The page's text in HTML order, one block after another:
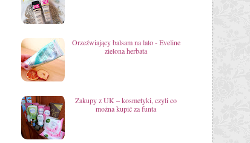
Orzeźwiający balsam na lato - Eveline
zielona herbata
Zakupy z UK – kosmetyki, czyli co
można kupić za funta